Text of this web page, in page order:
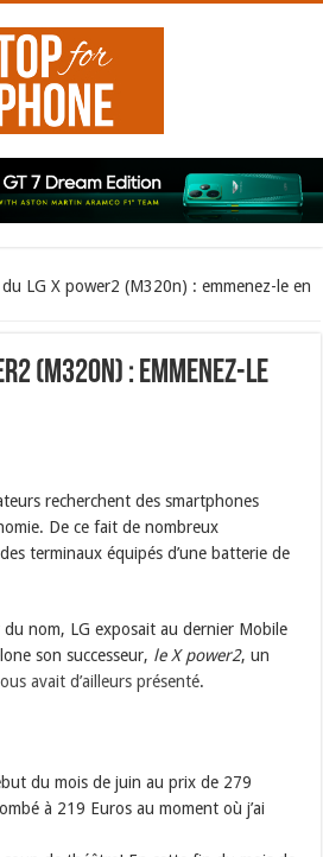
du LG X power2 (M320n) : emmenez-le en
(M320n) : emmenez-le
recherchent des smartphones
De ce fait de nombreux
terminaux équipés d’une batterie de
nom, LG exposait au dernier Mobile
son successeur, le X power2, un
avait d’ailleurs présenté.
du mois de juin au prix de 279
à 219 Euros au moment où j’ai